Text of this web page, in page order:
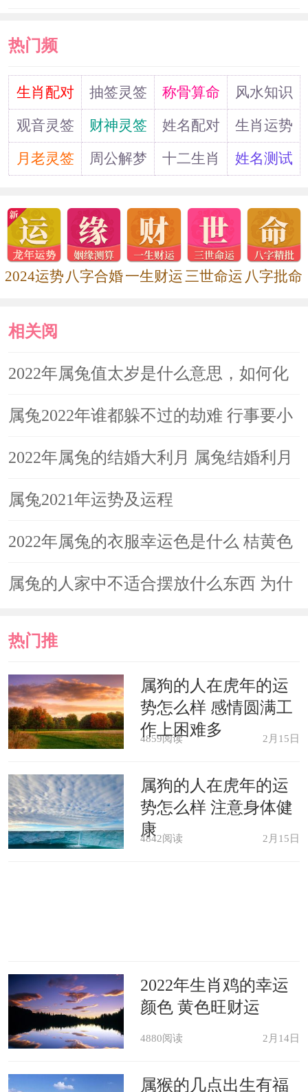
理想，赚钱对他们来说是比较困难的事
情。尤其对于那些刚进入职场不久的属
兔人，不仅收入较低，生活中还会有很
多开销。比如房租以及人情往来等等，
一系列的问题会让生肖兔感到压力山
升财富运程，生肖兔在本年度可以佩戴
貔貅手链，因为貔貅是招财功效非常强
大的吉祥物，能够让属兔人得到一些额
下，也能够在偏财方面有很好的收获。
另外，貔貅也会让属兔人变得勤俭节
了很多不必要的开支，在金钱方面会有
很好的积累。属兔人在2021年可以随身
佩戴一件用来作为招财旺运的吉祥物，
化解破财损财的美好寓意，祈福今年增
财添禄、财运顺遂。
合的生肖配饰，也是非常不错的选择。
在贵人生肖的作用之下，生肖兔能够得
到一些帮助，并且运气也会变得越来越
好。尤其在职场当中遇到困难的时候，
时常会有其他人给予支持，让他们不再
孤军奋战，事业上会有很好的发展。在
常有利的。
忌戴粉水晶
对于生肖兔来说，2021年最不适合
热门频
道生肖配对 抽签灵签 称骨算命
风水知识
观音灵签
财神灵签 姓名配对
生肖运势
月老灵签
周公解梦 十二生肖 姓名测试
2024运势 八字合婚一生财运三世命运 八字批命
相关阅
读
2022年属兔值太岁是什么意思，如何化
解
属兔2022年谁都躲不过的劫难 行事要小
心
2022年属兔的结婚大利月 属兔结婚利月
是几月
属兔2021年运势及运程
2022年属兔的衣服幸运色是什么 桔黄色
助推事业发展
属兔的人家中不适合摆放什么东西 为什
热门推
荐
属狗的人在虎年的运
势怎么样 感情圆满工
作上困难多
4859阅读 2月15日
属狗的人在虎年的运
势怎么样 注意身体健
康
4842阅读 2月15日
2022年生肖鸡的幸运
颜色 黄色旺财运
4880阅读 2月14日
属猴的几点出生有福